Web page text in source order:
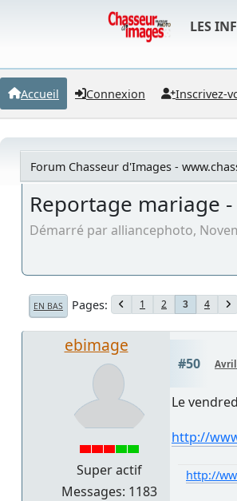
LES
Accueil Connexion Inscrivez-
Forum Chasseur d'Images -
Reportage mariage -
Démarré par alliancephoto,
EN BAS Pages 1 2 3 4
ebimage
Super actif
Messages: 1183
#50 Avril
Le
http://
http://